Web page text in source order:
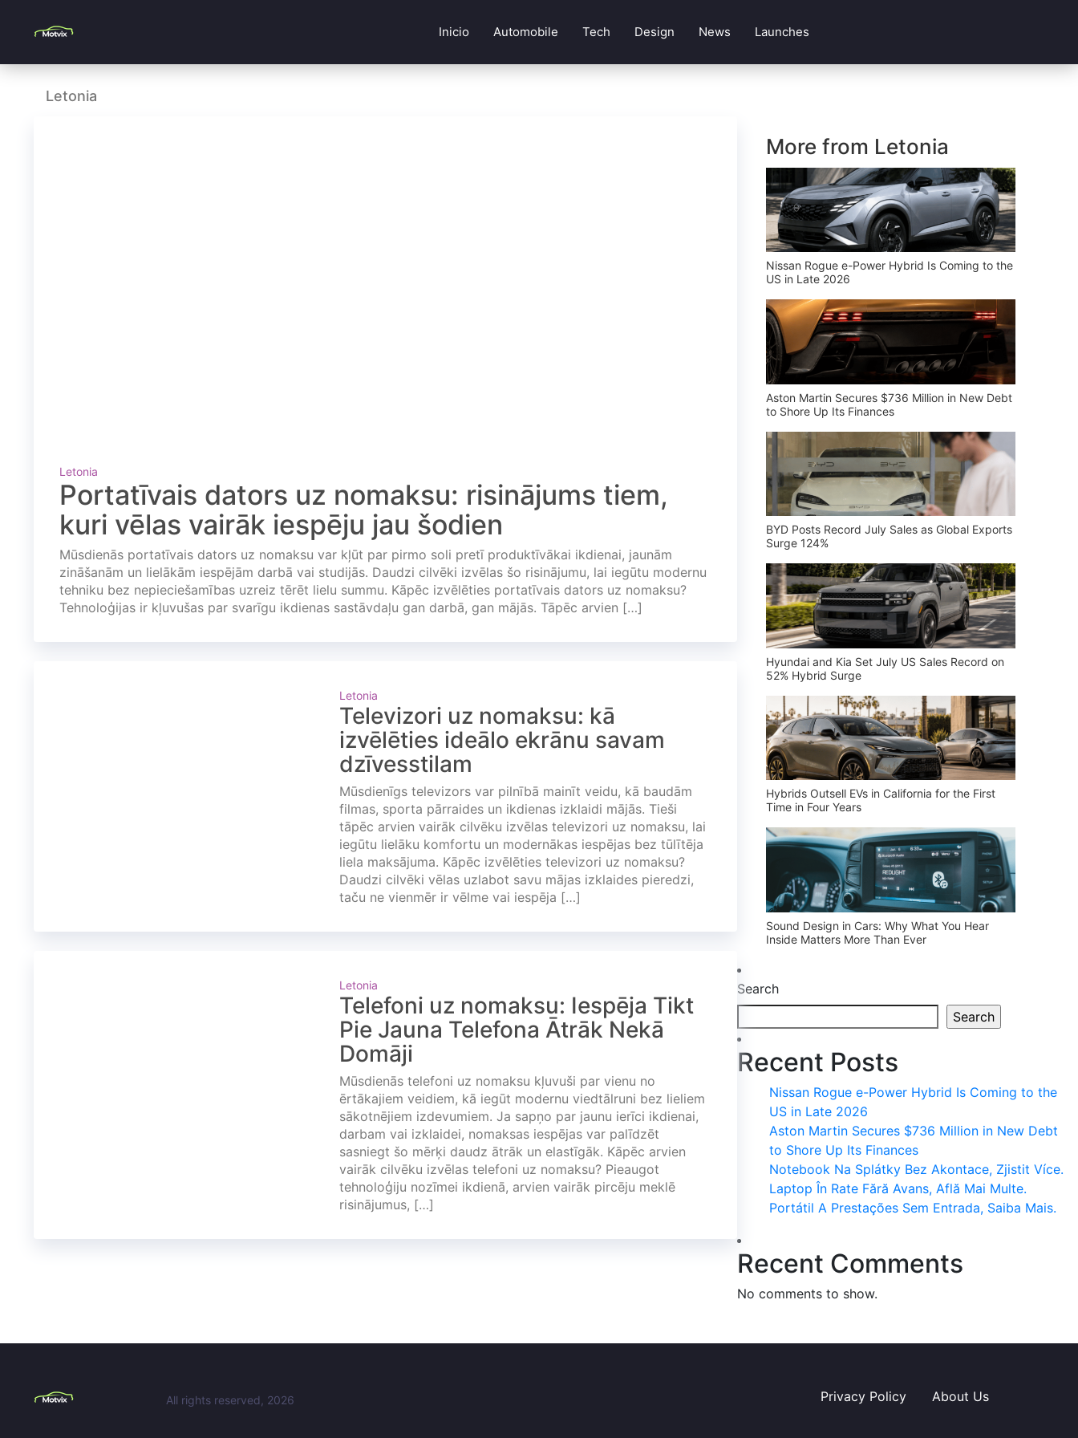
Inicio Automobile Tech Design News Launches
Letonia
Letonia
Portatīvais dators uz nomaksu: risinājums tiem,
kuri vēlas vairāk iespēju jau šodien
Mūsdienās portatīvais dators uz nomaksu var kļūt par pirmo soli pretī produktīvākai ikdienai, jaunām
zināšanām un lielākām iespējām darbā vai studijās. Daudzi cilvēki izvēlas šo risinājumu, lai iegūtu modernu
tehniku bez nepieciešamības uzreiz tērēt lielu summu. Kāpēc izvēlēties portatīvais dators uz nomaksu?
Tehnoloģijas ir kļuvušas par svarīgu ikdienas sastāvdaļu gan darbā, gan mājās. Tāpēc arvien […]
Letonia
Televizori uz nomaksu: kā
izvēlēties ideālo ekrānu savam
dzīvesstilam
Mūsdienīgs televizors var pilnībā mainīt veidu, kā baudām
filmas, sporta pārraides un ikdienas izklaidi mājās. Tieši
tāpēc arvien vairāk cilvēku izvēlas televizori uz nomaksu, lai
iegūtu lielāku komfortu un modernākas iespējas bez tūlītēja
liela maksājuma. Kāpēc izvēlēties televizori uz nomaksu?
Daudzi cilvēki vēlas uzlabot savu mājas izklaides pieredzi,
taču ne vienmēr ir vēlme vai iespēja […]
Letonia
Telefoni uz nomaksu: Iespēja Tikt
Pie Jauna Telefona Ātrāk Nekā
Domāji
Mūsdienās telefoni uz nomaksu kļuvuši par vienu no
ērtākajiem veidiem, kā iegūt modernu viedtālruni bez lieliem
sākotnējiem izdevumiem. Ja sapņo par jaunu ierīci ikdienai,
darbam vai izklaidei, nomaksas iespējas var palīdzēt
sasniegt šo mērķi daudz ātrāk un elastīgāk. Kāpēc arvien
vairāk cilvēku izvēlas telefoni uz nomaksu? Pieaugot
tehnoloģiju nozīmei ikdienā, arvien vairāk pircēju meklē
risinājumus, […]
More from Letonia
Nissan Rogue e-Power Hybrid Is Coming to the
US in Late 2026
Aston Martin Secures $736 Million in New Debt
to Shore Up Its Finances
BYD Posts Record July Sales as Global Exports
Surge 124%
Hyundai and Kia Set July US Sales Record on
52% Hybrid Surge
Hybrids Outsell EVs in California for the First
Time in Four Years
Sound Design in Cars: Why What You Hear
Inside Matters More Than Ever
Search
Search
Recent Posts
Nissan Rogue e-Power Hybrid Is Coming to the
US in Late 2026
Aston Martin Secures $736 Million in New Debt
to Shore Up Its Finances
Notebook Na Splátky Bez Akontace, Zjistit Více.
Laptop În Rate Fără Avans, Află Mai Multe.
Portátil A Prestações Sem Entrada, Saiba Mais.
Recent Comments
No comments to show.
All rights reserved, 2026 Privacy Policy About Us